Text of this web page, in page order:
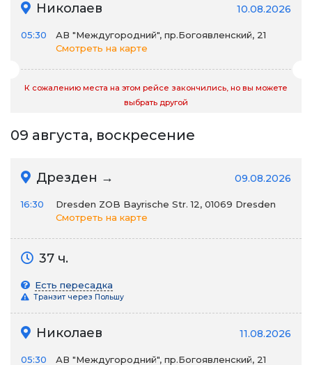
Николаев 10.08.2026
05:30
АВ "Междугородний", пр.Богоявленский, 21
Смотреть на карте
К сожалению места на этом рейсе закончились, но вы можете
выбрать другой
09 августа, воскресение
Дрезден → 09.08.2026
16:30
Dresden ZOB Bayrische Str. 12, 01069 Dresden
Смотреть на карте
37 ч.
Есть пересадка
Транзит через Польшу
Николаев 11.08.2026
05:30
АВ "Междугородний", пр.Богоявленский, 21